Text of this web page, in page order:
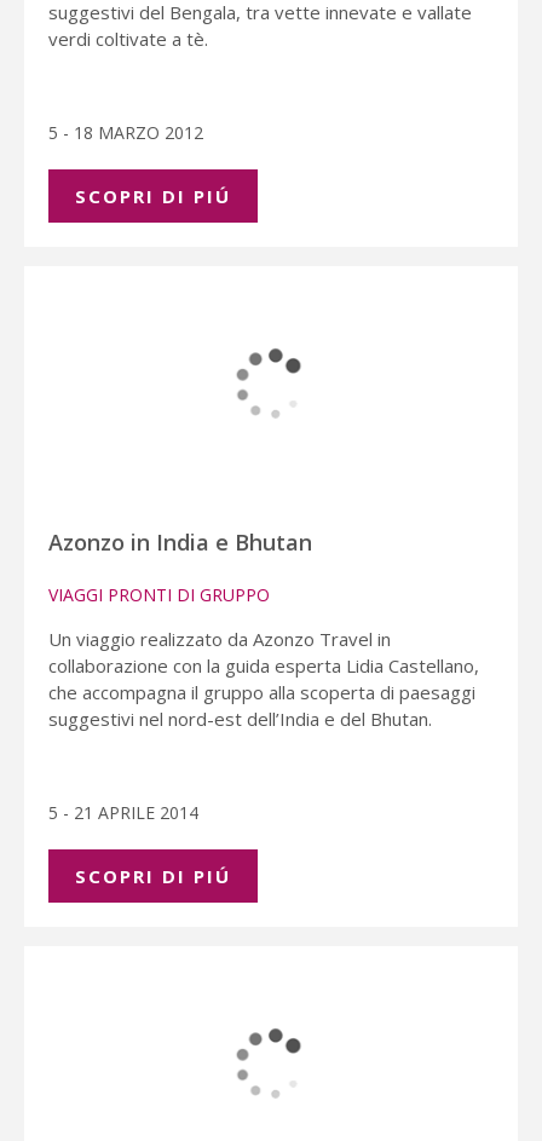
suggestivi del Bengala, tra vette innevate e vallate
verdi coltivate a tè.
5 - 18 MARZO 2012
SCOPRI DI PIÚ
Azonzo in India e Bhutan
VIAGGI PRONTI DI GRUPPO
Un viaggio realizzato da Azonzo Travel in
collaborazione con la guida esperta Lidia Castellano,
che accompagna il gruppo alla scoperta di paesaggi
suggestivi nel nord-est dell’India e del Bhutan.
5 - 21 APRILE 2014
SCOPRI DI PIÚ